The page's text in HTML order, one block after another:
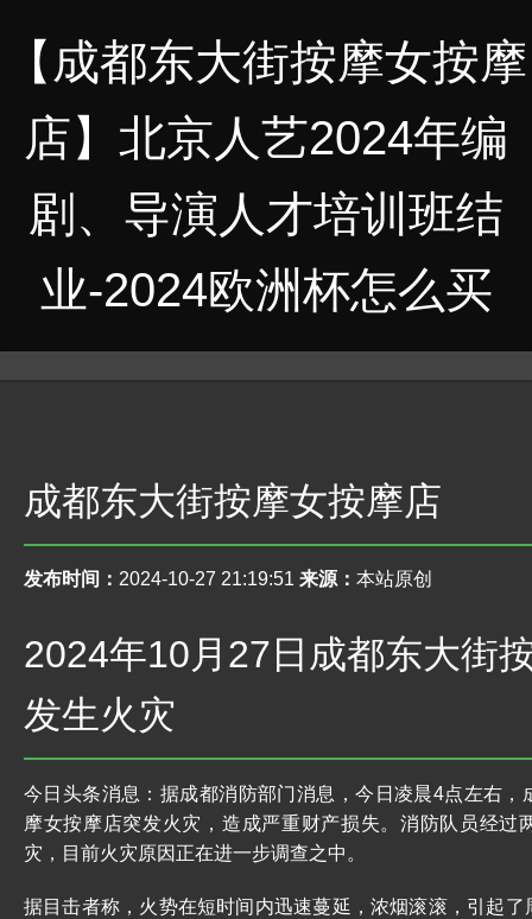
【成都东大街按摩女按摩
店】北京人艺2024年编
剧、导演人才培训班结
业-2024欧洲杯怎么买
成都东大街按摩女按摩店
发布时间： 2024-10-27 21:19:51 来源： 本站原创
2024年10月27日成都东大街
发生火灾
今日头条消息：据成都消防部门消息，今日凌晨4点左右，
摩女按摩店突发火灾，造成严重财产损失。消防队员经过
灾，目前火灾原因正在进一步调查之中。
据目击者称，火势在短时间内迅速蔓延，浓烟滚滚，引起